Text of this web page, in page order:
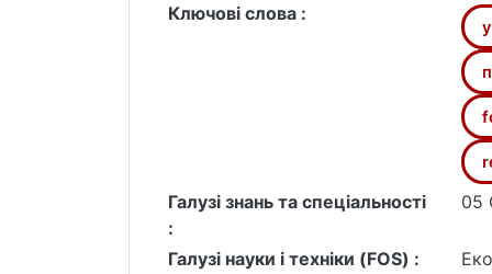
виокремленням етапів
та реактивного підходів до
конкурентоспроможності й
формування системи управління
системності, адаптивності та
дослідження мають прикладне
діяльності підприємств різних
Ключові слова :
Галузі знань та спеціальності
:
05
Галузі науки і техніки (FOS) :